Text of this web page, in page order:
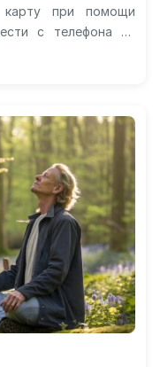
при помощи
с телефона на